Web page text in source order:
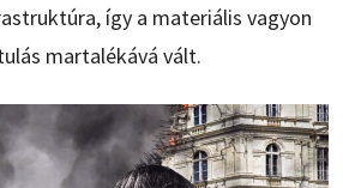
így a materiális vagyon
martalékává vált.